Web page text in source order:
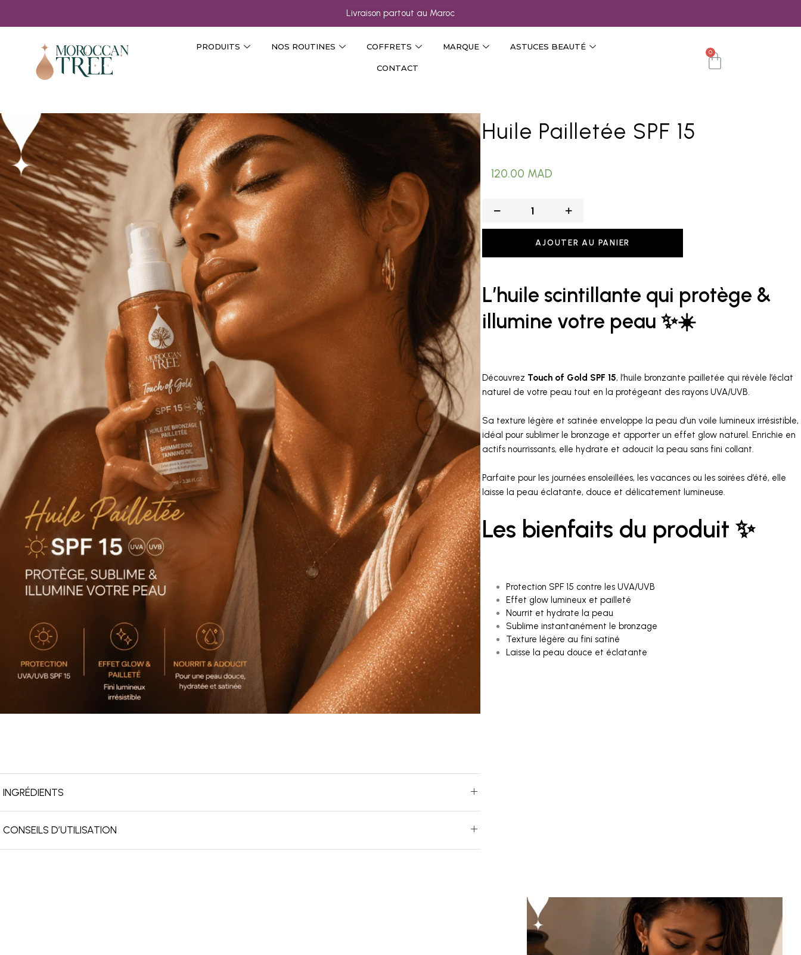
Livraison partout au Maroc
PRODUITS NOS ROUTINES COFFRETS MARQUE ASTUCES BEAUTÉ
CONTACT
0
INGRÉDIENTS
CONSEILS D’UTILISATION
Huile Pailletée SPF 15
120.00 MAD
AJOUTER AU PANIER
L’huile scintillante qui protège &
illumine votre peau ✨☀️
Découvrez Touch of Gold SPF 15, l’huile bronzante pailletée qui révèle l’éclat
naturel de votre peau tout en la protégeant des rayons UVA/UVB.
Sa texture légère et satinée enveloppe la peau d’un voile lumineux irrésistible,
idéal pour sublimer le bronzage et apporter un effet glow naturel. Enrichie en
actifs nourrissants, elle hydrate et adoucit la peau sans fini collant.
Parfaite pour les journées ensoleillées, les vacances ou les soirées d’été, elle
laisse la peau éclatante, douce et délicatement lumineuse.
Les bienfaits du produit ✨
Protection SPF 15 contre les UVA/UVB
Effet glow lumineux et pailleté
Nourrit et hydrate la peau
Sublime instantanément le bronzage
Texture légère au fini satiné
Laisse la peau douce et éclatante